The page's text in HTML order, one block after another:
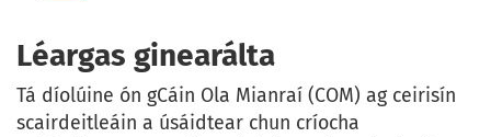
Léargas ginearálta
Tá díolúine ón gCáin Ola Mianraí (COM) ag ceirisín
scairdeitleáin a úsáidtear chun críocha